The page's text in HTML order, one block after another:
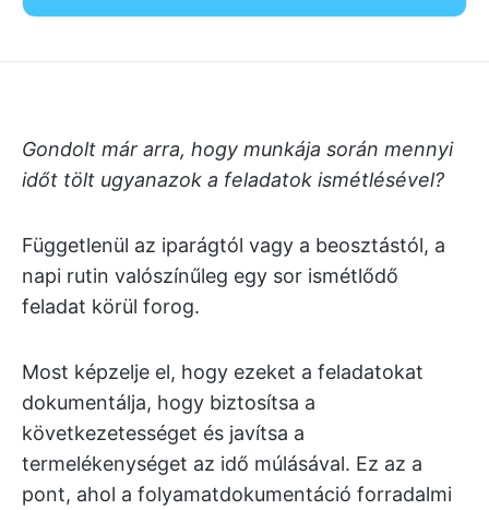
Gondolt már arra, hogy munkája során mennyi
időt tölt ugyanazok a feladatok ismétlésével?
Függetlenül az iparágtól vagy a beosztástól, a
napi rutin valószínűleg egy sor ismétlődő
feladat körül forog.
Most képzelje el, hogy ezeket a feladatokat
dokumentálja, hogy biztosítsa a
következetességet és javítsa a
termelékenységet az idő múlásával. Ez az a
pont, ahol a folyamatdokumentáció forradalmi